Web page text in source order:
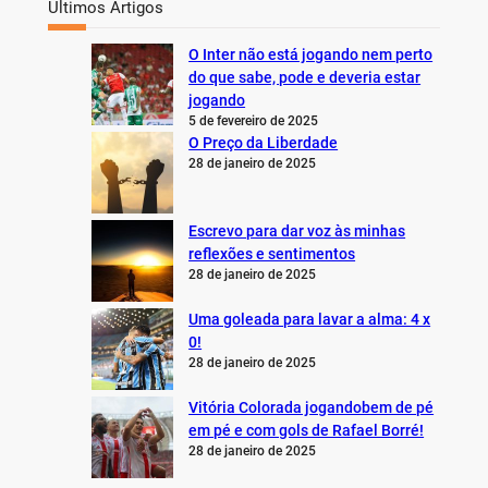
Últimos Artigos
O Inter não está jogando nem perto
do que sabe, pode e deveria estar
jogando
5 de fevereiro de 2025
O Preço da Liberdade
28 de janeiro de 2025
Escrevo para dar voz às minhas
reflexões e sentimentos
28 de janeiro de 2025
Uma goleada para lavar a alma: 4 x
0!
28 de janeiro de 2025
Vitória Colorada jogandobem de pé
em pé e com gols de Rafael Borré!
28 de janeiro de 2025